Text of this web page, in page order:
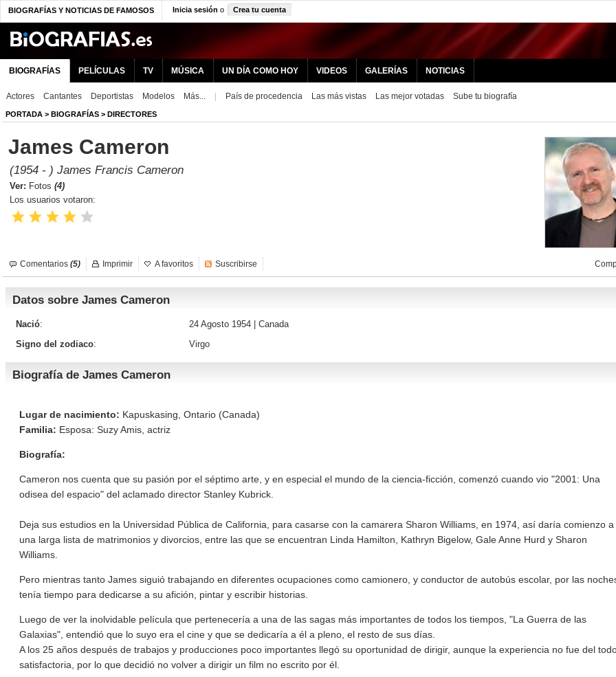
BIOGRAFÍAS Y NOTICIAS DE FAMOSOS Inicia sesión o Crea tu cuenta
BIOGRAFÍAS PELÍCULAS TV MÚSICA UN DÍA COMO HOY VIDEOS GALERÍAS NOTICIAS
Actores Cantantes Deportistas Modelos Más... País de procedencia Las más vistas Las mejor votadas Sube tu biografía
PORTADA > BIOGRAFÍAS > DIRECTORES
James Cameron
(1954 - ) James Francis Cameron
Ver: Fotos (4)
Los usuarios votaron:
Comentarios (5) Imprimir A favoritos Suscribirse
Datos sobre James Cameron
Nació: 24 Agosto 1954 | Canada
Signo del zodiaco: Virgo
Biografía de James Cameron
Lugar de nacimiento: Kapuskasing, Ontario (Canada)
Familia: Esposa: Suzy Amis, actriz
Biografía:
Cameron nos cuenta que su pasión por el séptimo arte, y en especial el mundo de la ciencia-ficción, comenzó cuando vio "2001: Una
odisea del espacio" del aclamado director Stanley Kubrick.
Deja sus estudios en la Universidad Pública de California, para casarse con la camarera Sharon Williams, en 1974, así daría comienzo a
una larga lista de matrimonios y divorcios, entre las que se encuentran Linda Hamilton, Kathryn Bigelow, Gale Anne Hurd y Sharon
Williams.
Pero mientras tanto James siguió trabajando en diferentes ocupaciones como camionero, y conductor de autobús escolar, por las
tenía tiempo para dedicarse a su afición, pintar y escribir historias.
Luego de ver la inolvidable película que pertenecería a una de las sagas más importantes de todos los tiempos, "La Guerra de las
Galaxias", entendió que lo suyo era el cine y que se dedicaría a él a pleno, el resto de sus días.
A los 25 años después de trabajos y producciones poco importantes llegó su oportunidad de dirigir, aunque la experiencia no fue del
satisfactoria, por lo que decidió no volver a dirigir un film no escrito por él.